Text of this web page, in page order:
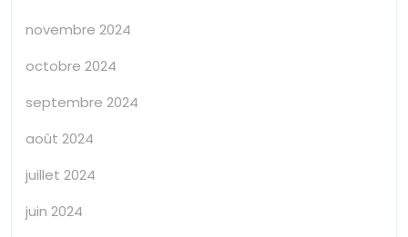
novembre 2024
octobre 2024
septembre 2024
août 2024
juillet 2024
juin 2024